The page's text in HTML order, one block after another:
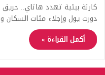
كارثة بيئية تهدد هاتاي..
دورت يول وإجلاء مئات
أكمل القراءة »